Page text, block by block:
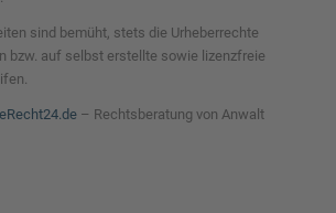
sind bemüht, stets die Urheberrechte
bzw. auf selbst erstellte sowie lizenzfreie
– Rechtsberatung von Anwalt